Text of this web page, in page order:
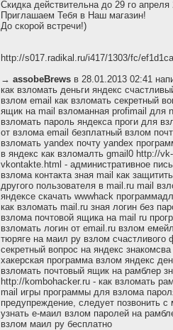
Cкидка действительна до 29 го апреля
Приглашаем Тебя в Наш магазин!
До скорой встречи!)
http://s017.radikal.ru/i417/1303/fc/
→ assobeBrews в 28.01.2013 02:41
как взломать деньги яндекс
взлом email как взломать секретный
ящик на mail взломанная profimail для
взломать пароль яндекса проги для
от взлома email безплатный взлом
взломать yandex почту yandex
в яндекс как взломалть gmail0 http://
vkontakte.html - административное
взлома контакта зная mail как
другого пользователя в mail.ru mail
яндексе скачать wwwhack
как взломать mail.ru зная логин без
взлома почтовой ящика на mail ru
взломать логин от email.ru взлом
тюряге на маил ру взлом счастливого
секретный вопрос на яндекс
хакерская программа взлом яндекс
взломать почтовый ящик на рамблер
http://kombohacker.ru - как взломать
mail игры программы для взлома
предупреждение, следует позвонить с
узнать е-маил взлом паролей на
взлом маил ру бесплатно